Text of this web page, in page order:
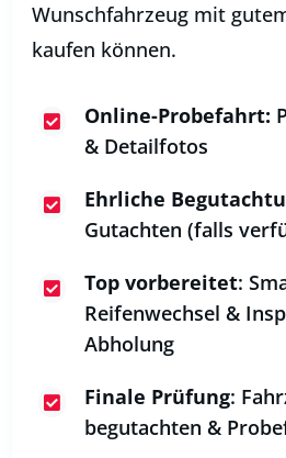
Wunschfahrzeug mit
kaufen können.
 Online-Probefahrt:
& Detailfotos
 Ehrliche
Gutachten (falls
 Top vorbereitet:
Reifenwechsel &
Abholung
 Finale Prüfung:
begutachten &